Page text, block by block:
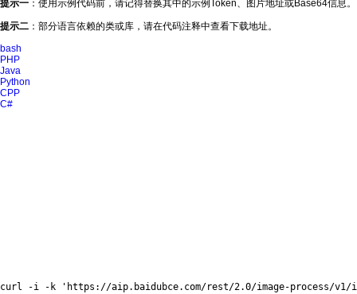
提示一 ：使用示例代码前，请记得替换其中的示例Token、图片地址或Base64信息。
提示二 ：部分语言依赖的类或库，请在代码注释中查看下载地址。
bash
PHP
Java
Python
CPP
C#
curl -i -k 'https://aip.baidubce.com/rest/2.0/image-process/v1/